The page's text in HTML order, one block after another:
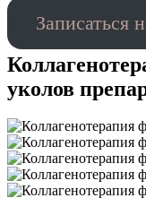
Записаться
уколов